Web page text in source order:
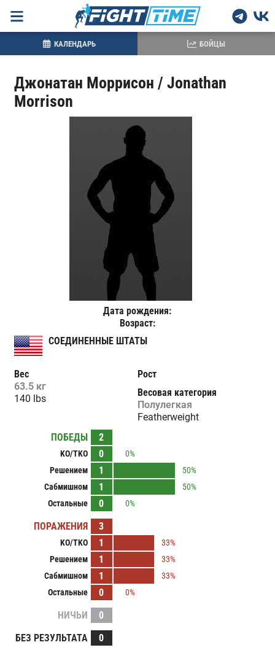
Джонатан Моррисон / Jonathan
Morrison
Дата рождения:
Возраст:
СОЕДИНЕННЫЕ ШТАТЫ
Вес
63.5 кг
140 lbs
Рост
Весовая категория
Полулегкая
Featherweight
ПОБЕДЫ
2
KO/TKO 0
0%
Решением
1
50%
Сабмишном
1
50%
Остальные
0 0%
ПОРАЖЕНИЯ 3
KO/TKO 1
33%
Решением
1
33%
Сабмишном
1
33%
Остальные
0 0%
НИЧЬИ
0
БЕЗ РЕЗУЛЬТАТА
0
КАЛЕНДАРЬ БОЙЦЫ